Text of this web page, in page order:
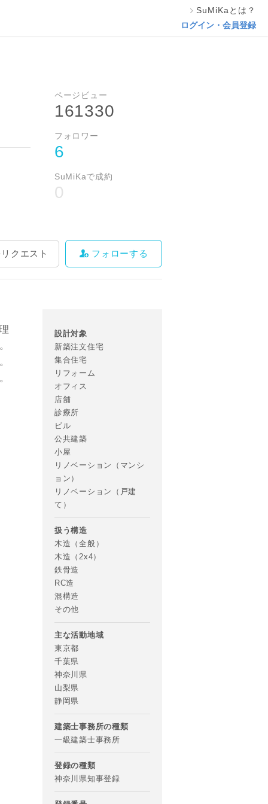
SuMiKaとは？
ログイン・会員登録
ページビュー
161330
フォロワー
6
SuMiKaで成約
0
クエスト フォローする
設計対象
新築注文住宅
集合住宅
リフォーム
オフィス
店舗
診療所
ビル
公共建築
小屋
リノベーション（マンシ
ョン）
リノベーション（戸建
て）
扱う構造
木造（全般）
木造（2x4）
鉄骨造
RC造
混構造
その他
主な活動地域
東京都
千葉県
神奈川県
山梨県
静岡県
建築士事務所の種類
一級建築士事務所
登録の種類
神奈川県知事登録